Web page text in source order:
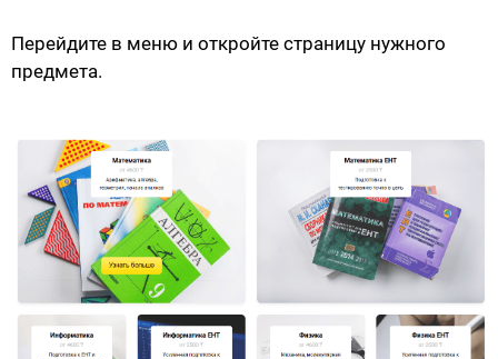
Перейдите в меню и откройте страницу нужного
предмета.